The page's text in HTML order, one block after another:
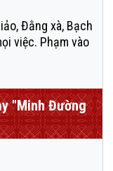
Đằng xà, Bạch
việc. Phạm vào
"Minh Đường